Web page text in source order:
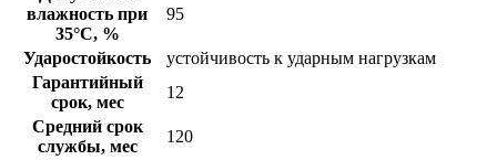
влажность при
35°С, %
95
Ударостойкость
устойчивость к ударным нагрузкам
Гарантийный
срок, мес
12
Средний срок
службы, мес
120